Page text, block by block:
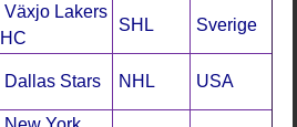
Växjo Lakers
HC
SHL Sverige
Dallas Stars NHL USA